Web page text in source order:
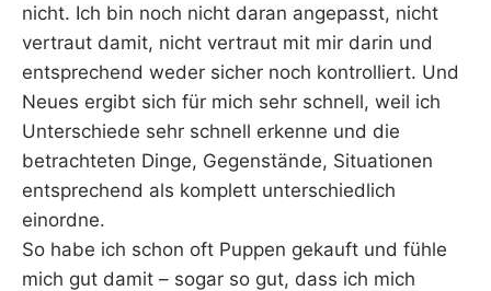
nicht. Ich bin noch nicht daran angepasst, nicht
vertraut damit, nicht vertraut mit mir darin und
entsprechend weder sicher noch kontrolliert. Und
Neues ergibt sich für mich sehr schnell, weil ich
Unterschiede sehr schnell erkenne und die
betrachteten Dinge, Gegenstände, Situationen
entsprechend als komplett unterschiedlich
einordne.
So habe ich schon oft Puppen gekauft und fühle
mich gut damit – sogar so gut, dass ich mich